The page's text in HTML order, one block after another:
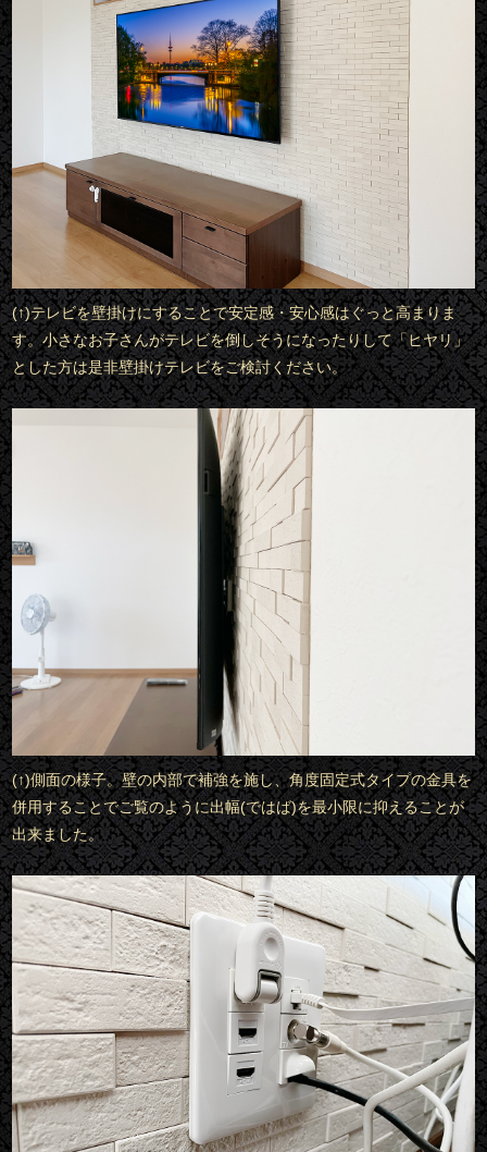
(↑)テレビを壁掛けにすることで安定感・安心感はぐっと高まりま
す。小さなお子さんがテレビを倒しそうになったりして「ヒヤリ」
とした方は是非壁掛けテレビをご検討ください。
(↑)側面の様子。壁の内部で補強を施し、角度固定式タイプの金具を
併用することでご覧のように出幅(ではば)を最小限に抑えることが
出来ました。